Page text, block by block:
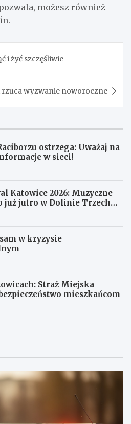
możesz również
i żyć szczęśliwie
rzuca wyzwanie noworoczne
ostrzega: Uważaj na
w sieci!
Katowice 2026: Muzyczne
już jutro w Dolinie Trzech
w kryzysie
Straż Miejska
mieszkańcom